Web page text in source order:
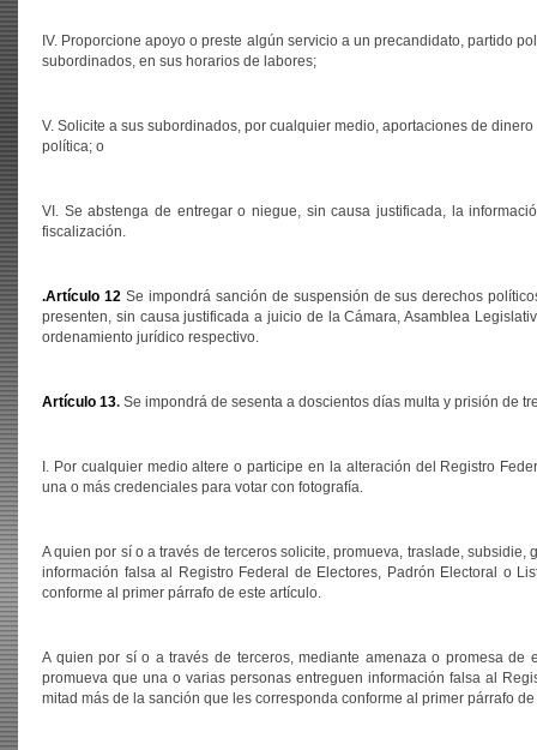
IV. Proporcione apoyo o preste algún servicio a un precandidato, partido
subordinados, en sus horarios de labores;
V. Solicite a sus subordinados, por cualquier medio, aportaciones de
política; o
VI. Se abstenga de entregar o niegue, sin causa justificada, la
fiscalización.
.Artículo 12 Se impondrá sanción de suspensión de sus derechos
presenten, sin causa justificada a juicio de la Cámara, Asamblea
ordenamiento jurídico respectivo.
Artículo 13. Se impondrá de sesenta a doscientos días multa y prisión de
I. Por cualquier medio altere o participe en la alteración del Registro
una o más credenciales para votar con fotografía.
A quien por sí o a través de terceros solicite, promueva, traslade,
información falsa al Registro Federal de Electores, Padrón Electoral o
conforme al primer párrafo de este artículo.
A quien por sí o a través de terceros, mediante amenaza o promesa
promueva que una o varias personas entreguen información falsa al
mitad más de la sanción que les corresponda conforme al primer párrafo